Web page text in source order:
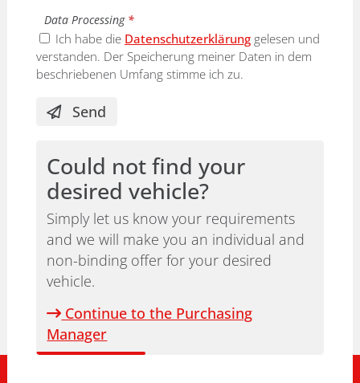
Data Processing *
Ich habe die Datenschutzerklärunggelesen und
verstanden. Der Speicherung meiner Daten in dem
beschriebenen Umfang stimme ich zu.
Send
Could not find your
desired vehicle?
Simply let us know your requirements
and we will make you an individual and
non-binding offer for your desired
vehicle.
Continue to the Purchasing
Manager